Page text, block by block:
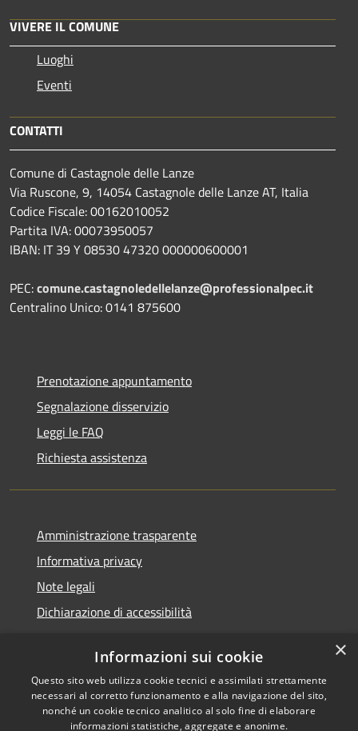
VIVERE IL COMUNE
Luoghi
Eventi
CONTATTI
Comune di Castagnole delle Lanze
Via Ruscone, 9, 14054 Castagnole delle Lanze AT, Italia
Codice Fiscale: 00162010052
Partita IVA: 00073950057
IBAN: IT 39 Y 08530 47320 000000600001
PEC:comune.castagnoledellelanze@professionalpec.it
Centralino Unico: 0141 875600
Prenotazione appuntamento
Segnalazione disservizio
Leggi le FAQ
Richiesta assistenza
Amministrazione trasparente
Informativa privacy
Note legali
Dichiarazione di accessibilità
RSS
Accessibilità
Comune convenzionato
Astigov
×
Informazioni sui cookie
Questo sito web utilizza cookie tecnici e assimilati strettamente
necessari al corretto funzionamento e alla navigazione del sito,
nonché un cookie tecnico analitico al solo fine di elaborare
informazioni statistiche, aggregate e anonime.